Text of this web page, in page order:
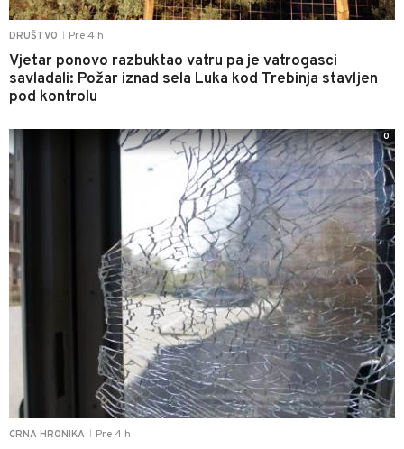
DRUŠTVO Pre 4 h
Vjetar ponovo razbuktao vatru pa je vatrogasci
savladali: Požar iznad sela Luka kod Trebinja stavljen
pod kontrolu
CRNA HRONIKA Pre 4 h
0